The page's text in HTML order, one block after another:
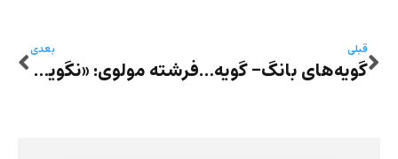
قبلی
گویه‌های بانگ- گویه یازدهم: شعرهایی از پریماه اعوانی
بعدی
فرشته مولوی: «نگویی‌ها» (چهار داستانک)